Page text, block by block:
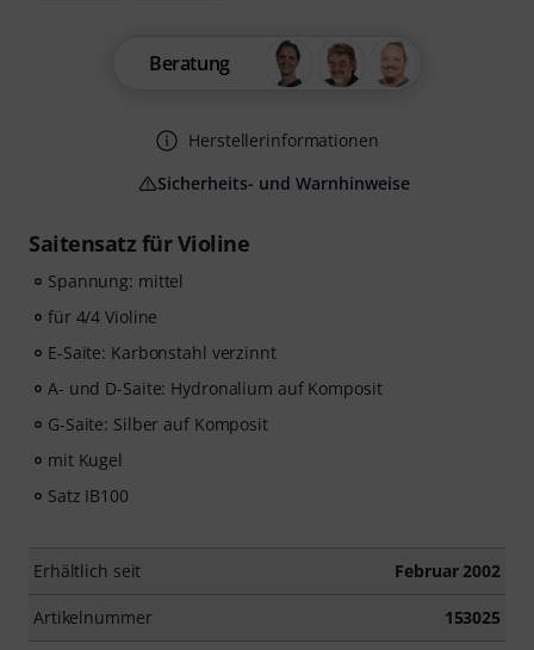
Saitensatz für Violine
Spannung: mittel
für 4/4 Violine
E-Saite: Karbonstahl verzinnt
A- und D-Saite: Hydronalium auf Komposit
G-Saite: Silber auf Komposit
mit Kugel
Satz IB100
Erhältlich seit Februar 2002
Artikelnummer 153025
Beratung
Herstellerinformationen
Sicherheits- und Warnhinweise